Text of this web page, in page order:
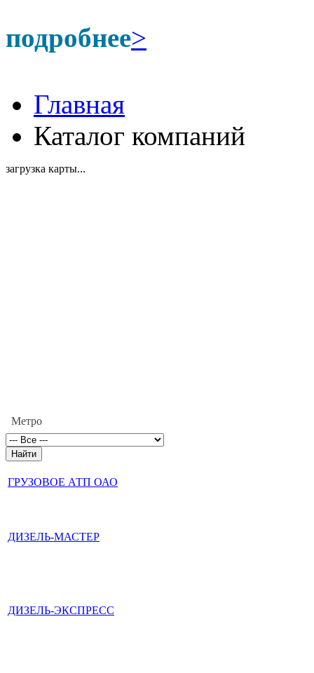
подробнее>
Главная
Каталог компаний
загрузка карты...
Метро
ГРУЗОВОЕ АТП ОАО
ДИЗЕЛЬ-МАСТЕР
ДИЗЕЛЬ-ЭКСПРЕСС